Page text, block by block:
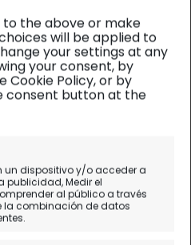
the above or make
will be applied to
your settings at any
your consent, by
Cookie Policy, or by
consent button at the
dispositivo y/o acceder a
publicidad, Medir el
al público a través
la combinación de datos
Vidular,
y relax